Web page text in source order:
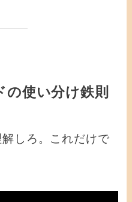
使い分け鉄則
しろ。これだけで